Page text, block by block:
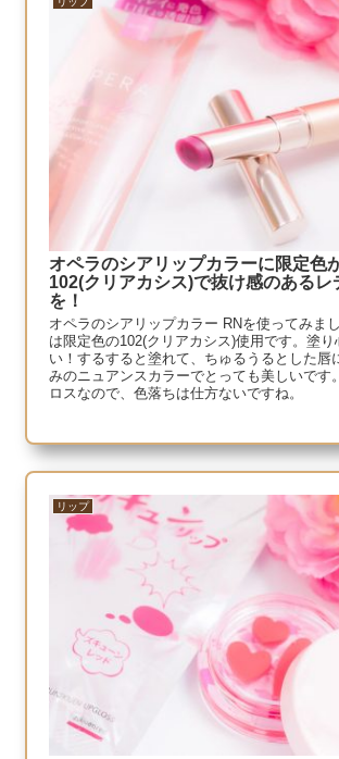
オペラのシアリップカラーに限定色
102(クリアカシス)で抜け感のあるレ
を！
オペラのシアリップカラー RNを使ってみま
は限定色の102(クリアカシス)使用です。塗
い！するすると塗れて、ちゅるうるとした唇
みのニュアンスカラーでとっても美しいです
ロスなので、色落ちは仕方ないですね。
リップ